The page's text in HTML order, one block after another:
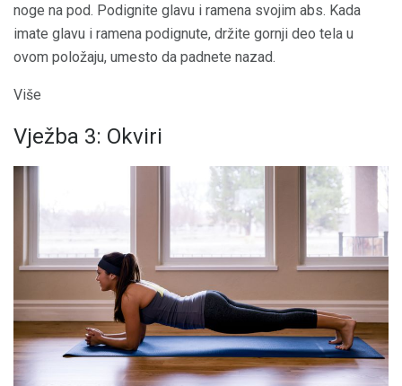
noge na pod. Podignite glavu i ramena svojim abs. Kada
imate glavu i ramena podignute, držite gornji deo tela u
ovom položaju, umesto da padnete nazad.
Više
Vježba 3: Okviri